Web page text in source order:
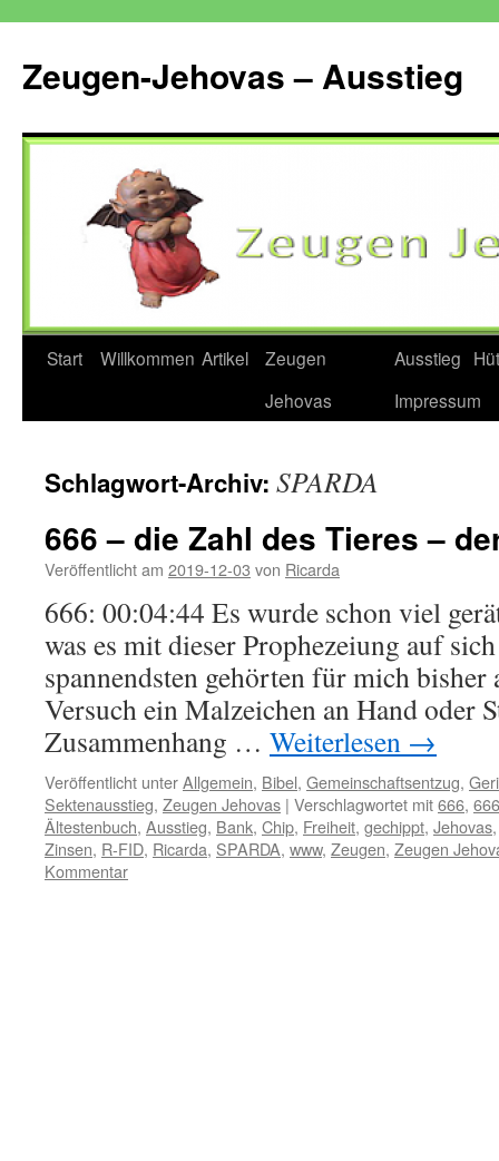
springen
Zeugen-Jehovas – Ausstieg
Start Willkommen Artikel
Zeugen
Jehovas
Ausstieg
Impressum
Schlagwort-Archiv: SPARDA
666 – die Zahl des Tieres –
Veröffentlicht am 2019-12-03 von Ricarda
666: 00:04:44 Es wurde schon viel
was es mit dieser Prophezeiung auf
spannendsten gehörten für mich
Versuch ein Malzeichen an Hand oder
Zusammenhang … Weiterlesen →
Veröffentlicht unterAllgemein, Bibel, Gemeinschaftsentzug,
Sektenausstieg, Zeugen Jehovas | Verschlagwortet mit666,
Ältestenbuch, Ausstieg, Bank, Chip, Freiheit, gechippt, Jehovas
Zinsen, R-FID, Ricarda, SPARDA, www, Zeugen, Zeugen
Kommentar